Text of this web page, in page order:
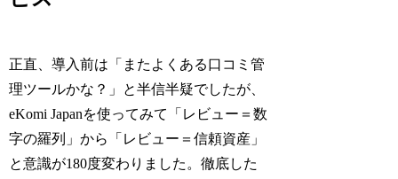
正直、導入前は「またよくある口コミ管
理ツールかな？」と半信半疑でしたが、
eKomi Japanを使ってみて「レビュー＝数
字の羅列」から「レビュー＝信頼資産」
と意識が180度変わりました。徹底した